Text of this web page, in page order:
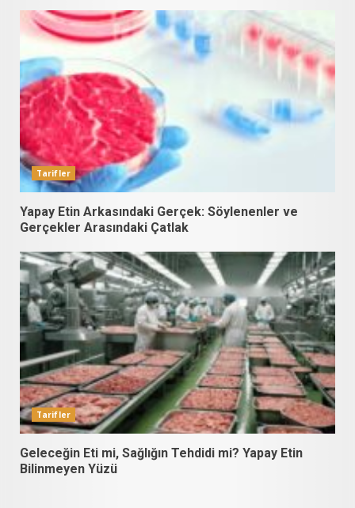
Tarifler
Yapay Etin Arkasındaki Gerçek: Söylenenler ve
Gerçekler Arasındaki Çatlak
Tarifler
Geleceğin Eti mi, Sağlığın Tehdidi mi? Yapay Etin
Bilinmeyen Yüzü